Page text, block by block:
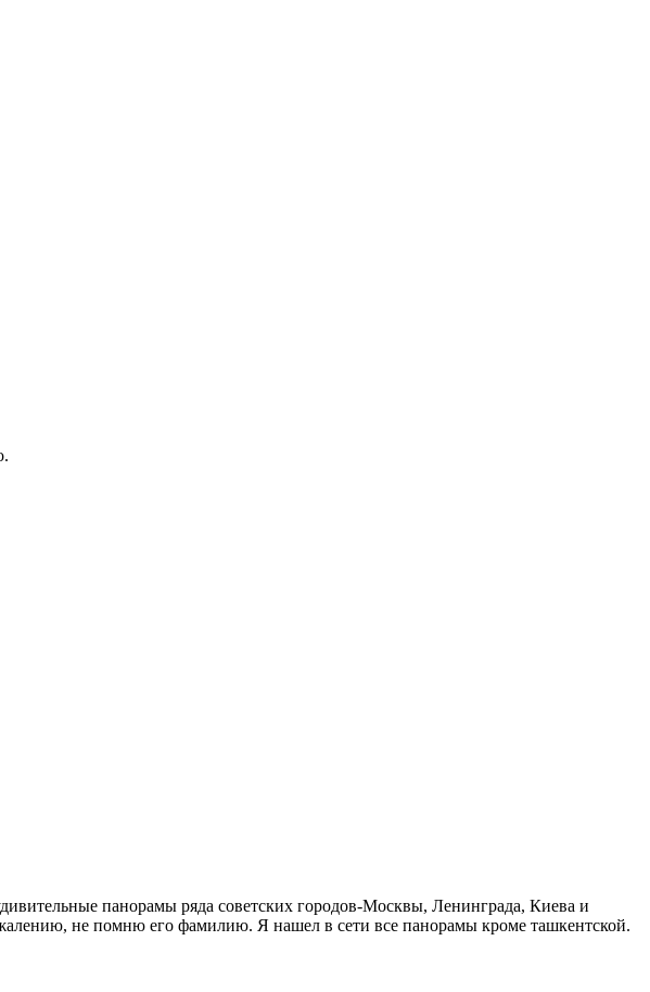
панорамы ряда советских городов-Москвы, Ленинграда, Киева и
не помню его фамилию. Я нашел в сети все панорамы кроме ташкентской.